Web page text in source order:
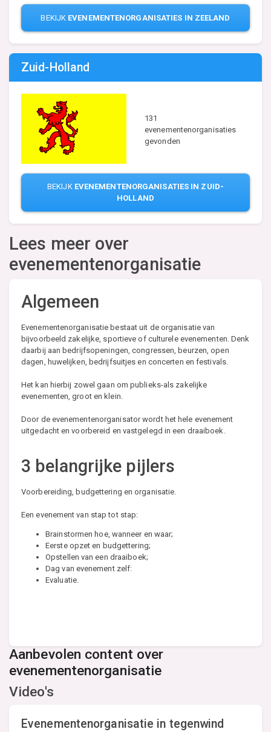
BEKIJK EVENEMENTENORGANISATIES IN ZEELAND
Zuid-Holland
131
evenementenorganisaties
gevonden
BEKIJK EVENEMENTENORGANISATIES IN ZUID-
HOLLAND
Lees meer over
evenementenorganisatie
Algemeen
Evenementenorganisatie bestaat uit de organisatie van
bijvoorbeeld zakelijke, sportieve of culturele evenementen. Denk
daarbij aan bedrijfsopeningen, congressen, beurzen, open
dagen, huwelijken, bedrijfsuitjes en concerten en festivals.
Het kan hierbij zowel gaan om publieks-als zakelijke
evenementen, groot en klein.
Door de evenementenorganisator wordt het hele evenement
uitgedacht en voorbereid en vastgelegd in een draaiboek.
3 belangrijke pijlers
Voorbereiding, budgettering en organisatie.
Een evenement van stap tot stap:
Brainstormen hoe, wanneer en waar;
Eerste opzet en budgettering;
Opstellen van een draaiboek;
Dag van evenement zelf:
Evaluatie.
Aanbevolen content over
evenementenorganisatie
Video's
Evenementenorganisatie in tegenwind